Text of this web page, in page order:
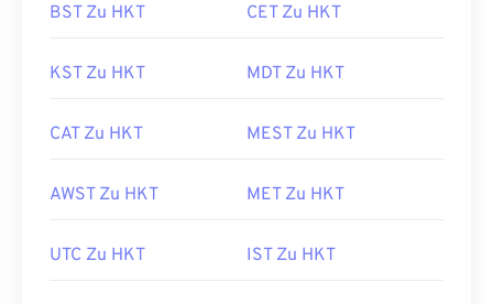
BST Zu HKT CET Zu HKT
KST Zu HKT MDT Zu HKT
CAT Zu HKT MEST Zu HKT
AWST Zu HKT MET Zu HKT
UTC Zu HKT IST Zu HKT